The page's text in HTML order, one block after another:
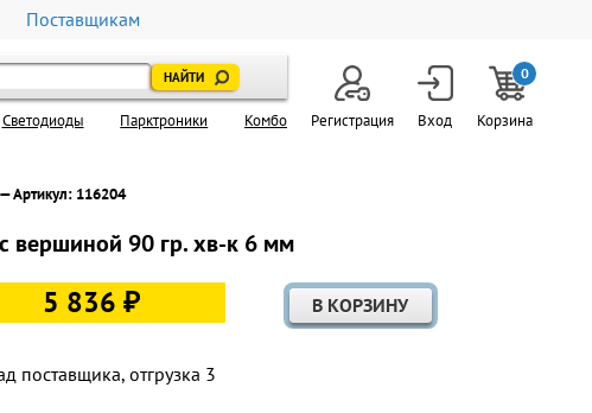
Поставщикам
Светодиоды Парктроники Комбо Регистрация Вход
0
Корзина
— Артикул: 116204
вершиной 90 гр. хв-к 6 мм
5 836 ₽
поставщика, отгрузка 3